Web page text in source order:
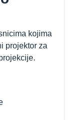
kojima
projektor za